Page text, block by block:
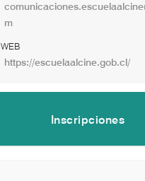
m
WEB
https://escuelaalcine.gob.cl/
Inscripciones